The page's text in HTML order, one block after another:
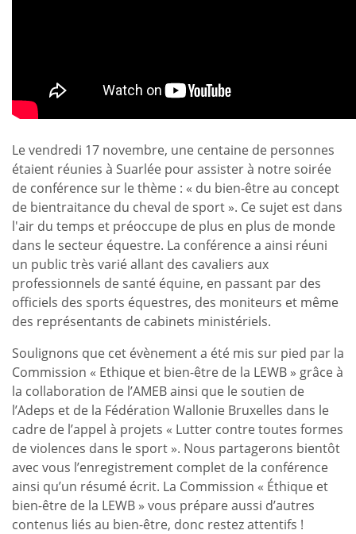
Le vendredi 17 novembre, une centaine de personnes
étaient réunies à Suarlée pour assister à notre soirée
de conférence sur le thème : « du bien-être au concept
de bientraitance du cheval de sport ». Ce sujet est dans
l'air du temps et préoccupe de plus en plus de monde
dans le secteur équestre. La conférence a ainsi réuni
un public très varié allant des cavaliers aux
professionnels de santé équine, en passant par des
officiels des sports équestres, des moniteurs et même
des représentants de cabinets ministériels.
Soulignons que cet évènement a été mis sur pied par la
Commission « Ethique et bien-être de la LEWB » grâce à
la collaboration de l’AMEB ainsi que le soutien de
l’Adeps et de la Fédération Wallonie Bruxelles dans le
cadre de l’appel à projets « Lutter contre toutes formes
de violences dans le sport ». Nous partagerons bientôt
avec vous l’enregistrement complet de la conférence
ainsi qu’un résumé écrit. La Commission « Éthique et
bien-être de la LEWB » vous prépare aussi d’autres
contenus liés au bien-être, donc restez attentifs !